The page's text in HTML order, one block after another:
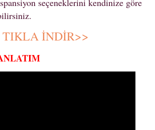
seçeneklerini kendinize göre
TIKLA İNDİR>>